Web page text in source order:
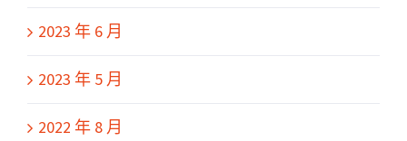
2023 年 6 月
2023 年 5 月
2022 年 8 月